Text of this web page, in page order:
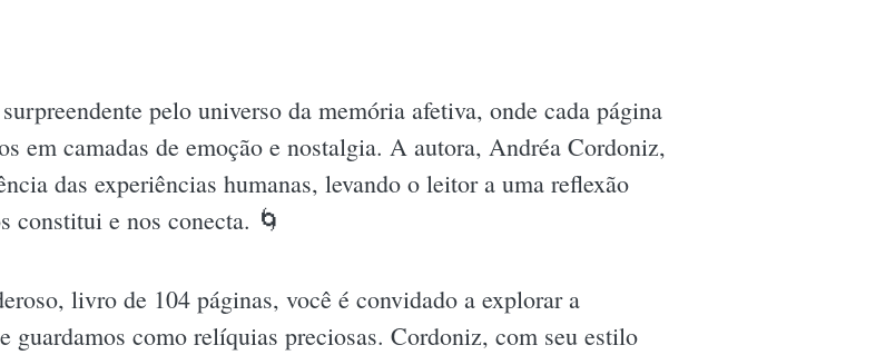
pelo universo da memória afetiva, onde cada página
em camadas de emoção e nostalgia. A autora, Andréa Cordoniz,
das experiências humanas, levando o leitor a uma reflexão
constitui e nos conecta. 🌀
livro de 104 páginas, você é convidado a explorar a
guardamos como relíquias preciosas. Cordoniz, com seu estilo